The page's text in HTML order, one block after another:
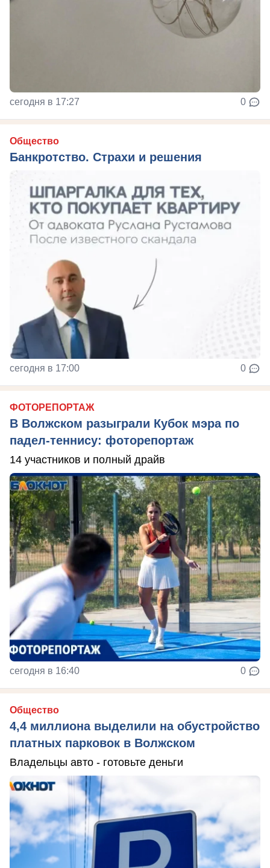
сегодня в 17:27 0
Общество
Банкротство. Страхи и решения
сегодня в 17:00 0
ФОТОРЕПОРТАЖ
В Волжском разыграли Кубок мэра по
падел-теннису: фоторепортаж
14 участников и полный драйв
сегодня в 16:40 0
Общество
4,4 миллиона выделили на обустройство
платных парковок в Волжском
Владельцы авто - готовьте деньги